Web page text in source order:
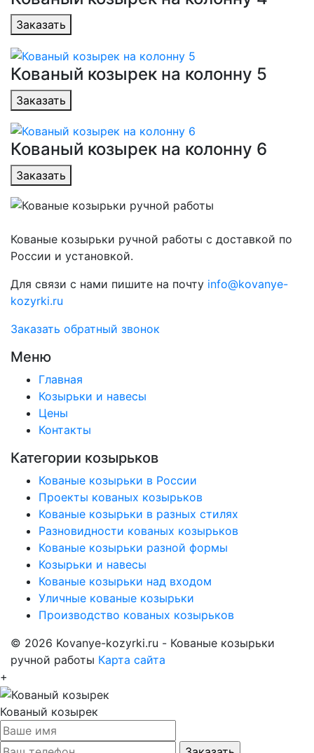
Заказать
Кованый козырек на колонну 5
Заказать
Кованый козырек на колонну 6
Заказать
Кованые козырьки ручной работы с доставкой по
России и установкой.
Для связи с нами пишите на почту info@kovanye-
kozyrki.ru
Заказать обратный звонок
Меню
Главная
Козырьки и навесы
Цены
Контакты
Категории козырьков
Кованые козырьки в России
Проекты кованых козырьков
Кованые козырьки в разных стилях
Разновидности кованых козырьков
Кованые козырьки разной формы
Козырьки и навесы
Кованые козырьки над входом
Уличные кованые козырьки
Производство кованых козырьков
© 2026 Kovanye-kozyrki.ru - Кованые козырьки
ручной работы Карта сайта
+
Кованый козырек